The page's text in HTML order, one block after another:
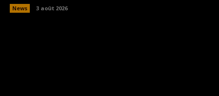
News 3 août 2026